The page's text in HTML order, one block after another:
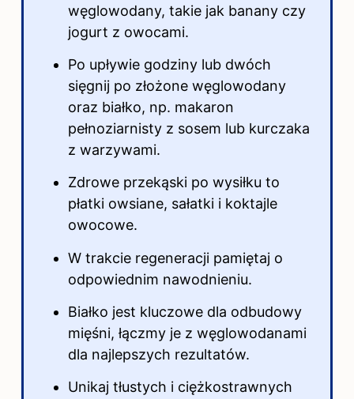
węglowodany, takie jak banany czy
jogurt z owocami.
Po upływie godziny lub dwóch
sięgnij po złożone węglowodany
oraz białko, np. makaron
pełnoziarnisty z sosem lub kurczaka
z warzywami.
Zdrowe przekąski po wysiłku to
płatki owsiane, sałatki i koktajle
owocowe.
W trakcie regeneracji pamiętaj o
odpowiednim nawodnieniu.
Białko jest kluczowe dla odbudowy
mięśni, łączmy je z węglowodanami
dla najlepszych rezultatów.
Unikaj tłustych i ciężkostrawnych